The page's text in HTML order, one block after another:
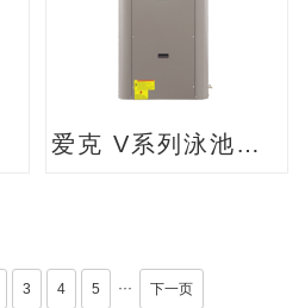
爱克 V系列泳池恒温热泵
3 4 5 ··· 下一页